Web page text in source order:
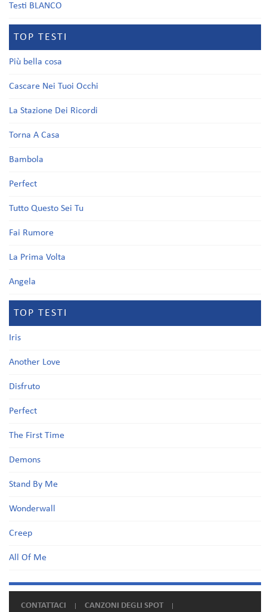
Testi BLANCO
TOP TESTI
Più bella cosa
Cascare Nei Tuoi Occhi
La Stazione Dei Ricordi
Torna A Casa
Bambola
Perfect
Tutto Questo Sei Tu
Fai Rumore
La Prima Volta
Angela
TOP TESTI
Iris
Another Love
Disfruto
Perfect
The First Time
Demons
Stand By Me
Wonderwall
Creep
All Of Me
CONTATTACI CANZONI DEGLI SPOT